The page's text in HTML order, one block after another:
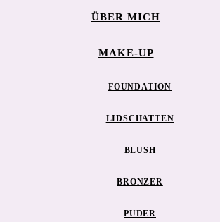
ÜBER MICH
MAKE-UP
FOUNDATION
LIDSCHATTEN
BLUSH
BRONZER
PUDER